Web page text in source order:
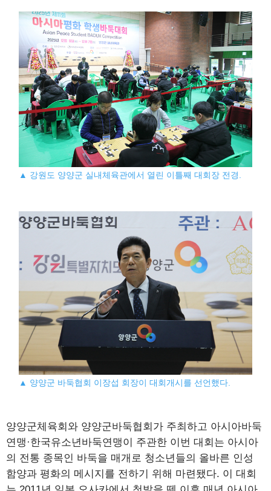
▲ 강원도 양양군 실내체육관에서 열린 이틀째 대회장 전경.
▲ 양양군 바둑협회 이장섭 회장이 대회개시를 선언했다.
양양군체육회와 양양군바둑협회가 주최하고 아시아바둑
연맹·한국유소년바둑연맹이 주관한 이번 대회는 아시아
의 전통 종목인 바둑을 매개로 청소년들의 올바른 인성
함양과 평화의 메시지를 전하기 위해 마련됐다. 이 대회